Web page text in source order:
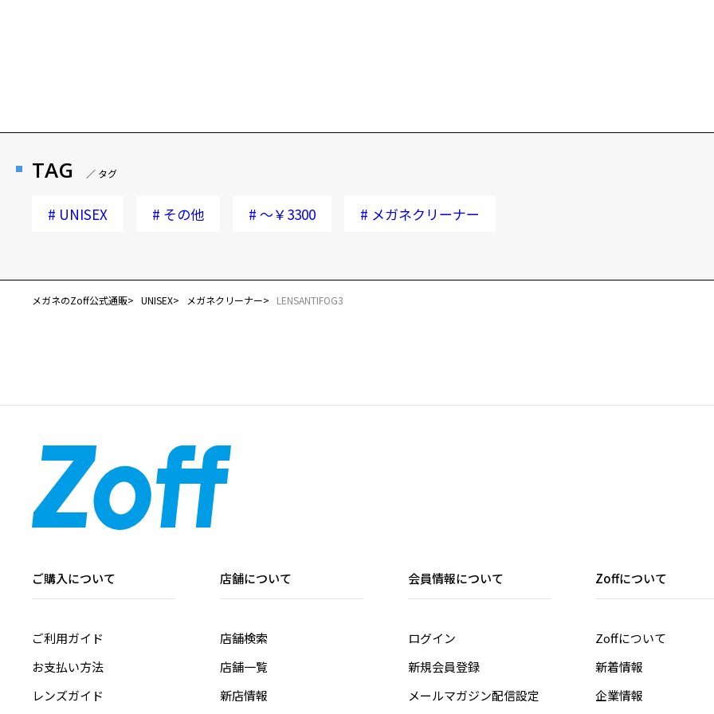
TAG ／ タグ
# UNISEX # その他 # ～￥3300 # メガネクリーナー
メガネのZoff公式通販 UNISEX メガネクリーナー LENSANTIFOG3
ご購入について
ご利用ガイド
お支払い方法
レンズガイド
店舗について
店舗検索
店舗一覧
新店情報
会員情報について
ログイン
新規会員登録
メールマガジン配信設定
Zoffについて
Zoffについて
新着情報
企業情報